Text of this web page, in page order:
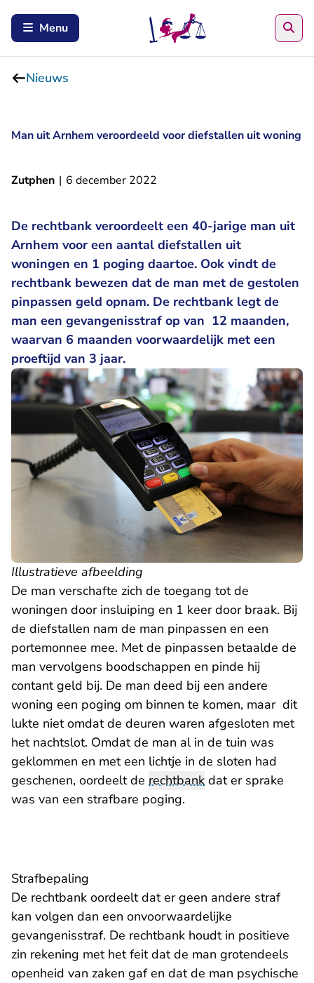
Menu
Nieuws
Man uit Arnhem veroordeeld voor diefstallen uit woning
Zutphen | 6 december 2022
De rechtbank veroordeelt een 40-jarige man uit
Arnhem voor een aantal diefstallen uit
woningen en 1 poging daartoe. Ook vindt de
rechtbank bewezen dat de man met de gestolen
pinpassen geld opnam. De rechtbank legt de
man een gevangenisstraf op van 12 maanden,
waarvan 6 maanden voorwaardelijk met een
proeftijd van 3 jaar.
Illustratieve afbeelding
De man verschafte zich de toegang tot de
woningen door insluiping en 1 keer door braak. Bij
de diefstallen nam de man pinpassen en een
portemonnee mee. Met de pinpassen betaalde de
man vervolgens boodschappen en pinde hij
contant geld bij. De man deed bij een andere
woning een poging om binnen te komen, maar dit
lukte niet omdat de deuren waren afgesloten met
het nachtslot. Omdat de man al in de tuin was
geklommen en met een lichtje in de sloten had
geschenen, oordeelt de rechtbank dat er sprake
was van een strafbare poging.
Strafbepaling
De rechtbank oordeelt dat er geen andere straf
kan volgen dan een onvoorwaardelijke
gevangenisstraf. De rechtbank houdt in positieve
zin rekening met het feit dat de man grotendeels
openheid van zaken gaf en dat de man psychische